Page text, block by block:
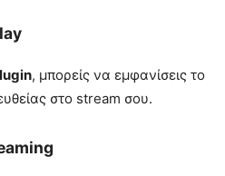
, μπορείς να εμφανίσεις το
στο stream σου.